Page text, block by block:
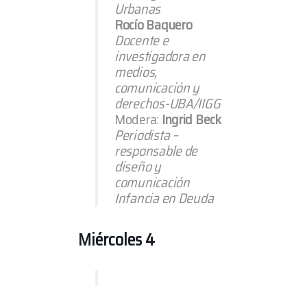
Urbanas
Rocío Baquero
Docente e
investigadora en
medios,
comunicación y
derechos-UBA/IIGG
Modera: Ingrid Beck
Periodista –
responsable de
diseño y
comunicación
Infancia en Deuda
Miércoles 4